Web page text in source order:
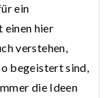
ein
einen hier
verstehen,
begeistert sind,
die Ideen